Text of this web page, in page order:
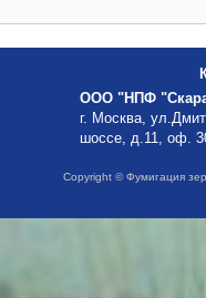
ООО "НПФ
г. Москва,
шоссе, д.11, оф.
Copyright © Фумигация